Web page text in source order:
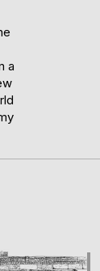
a